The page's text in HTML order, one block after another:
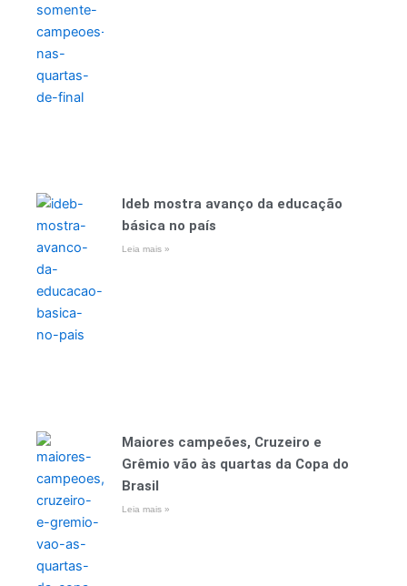
Ideb mostra avanço da educação
básica no país
Leia mais »
Maiores campeões, Cruzeiro e
Grêmio vão às quartas da Copa do
Brasil
Leia mais »